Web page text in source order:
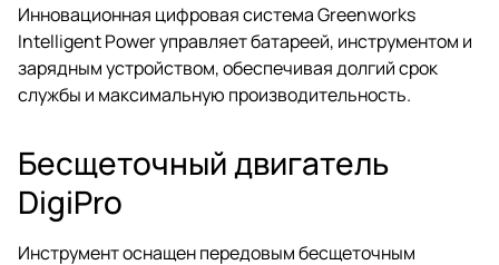
Инновационная цифровая система Greenworks
Intelligent Power управляет батареей, инструментом и
зарядным устройством, обеспечивая долгий срок
службы и максимальную производительность.
Бесщеточный двигатель
DigiPro
Инструмент оснащен передовым бесщеточным